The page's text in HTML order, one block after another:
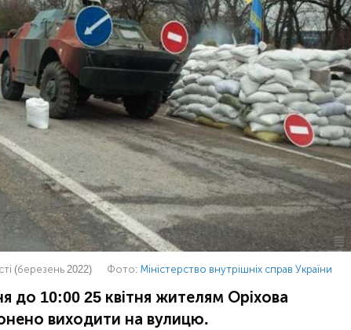
(березень 2022) Фото: Міністерство внутрішніх справ України
до 10:00 25 квітня жителям Оріхова
виходити на вулицю.